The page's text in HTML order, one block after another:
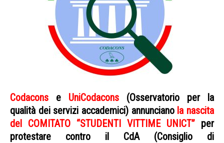
Codacons e UniCodacons (Osservatorio per la
qualità dei servizi accademici) annunciano la nascita
del COMITATO “STUDENTI VITTIME UNICT” per
protestare contro il CdA (Consiglio di